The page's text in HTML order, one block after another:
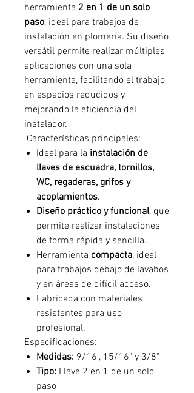
herramienta 2 en 1 de un solo
paso, ideal para trabajos de
instalación en plomería. Su diseño
versátil permite realizar múltiples
aplicaciones con una sola
herramienta, facilitando el trabajo
en espacios reducidos y
mejorando la eficiencia del
instalador.
Características principales:
Ideal para la instalación de
llaves de escuadra, tornillos,
WC, regaderas, grifos y
acoplamientos.
Diseño práctico y funcional, que
permite realizar instalaciones
de forma rápida y sencilla.
Herramienta compacta, ideal
para trabajos debajo de lavabos
y en áreas de difícil acceso.
Fabricada con materiales
resistentes para uso
profesional.
Especificaciones:
Medidas: 9/16", 15/16" y 3/8"
Tipo: Llave 2 en 1 de un solo
paso